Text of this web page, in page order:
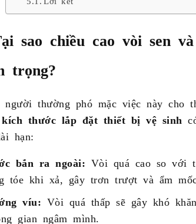
sao chiều cao vòi sen
trọng?
người thường phó mặc việc này cho
kích thước lắp đặt thiết bị vệ sinh
hạn:
bắn ra ngoài: Vòi quá cao so với
tóe khi xả, gây trơn trượt và ẩm
víu: Vòi quá thấp sẽ gây khó
gian ngâm mình.